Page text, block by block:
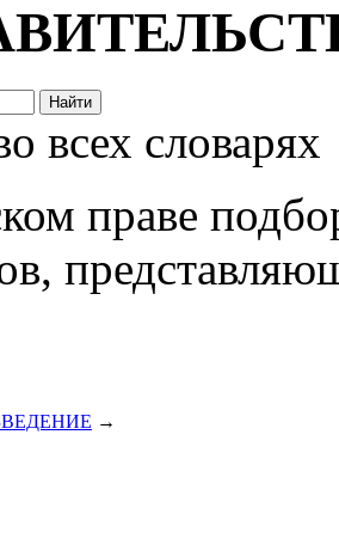
всех словарях
праве
→